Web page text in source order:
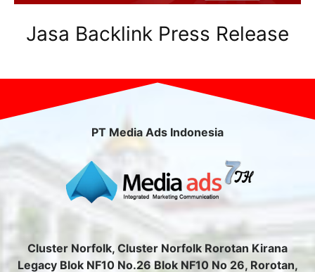
Jasa Backlink Press Release
PT Media Ads Indonesia
Cluster Norfolk, Cluster Norfolk Rorotan Kirana
Legacy Blok NF10 No.26 Blok NF10 No 26, Rorotan,